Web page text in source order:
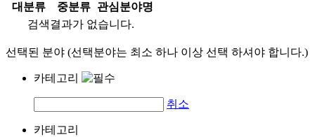
대분류
중분류
관심분야명
검색결과가 없습니다.
선택된 분야 (선택분야는 최소 하나 이상 선택 하셔야 합니다.)
카테고리
취소
카테고리